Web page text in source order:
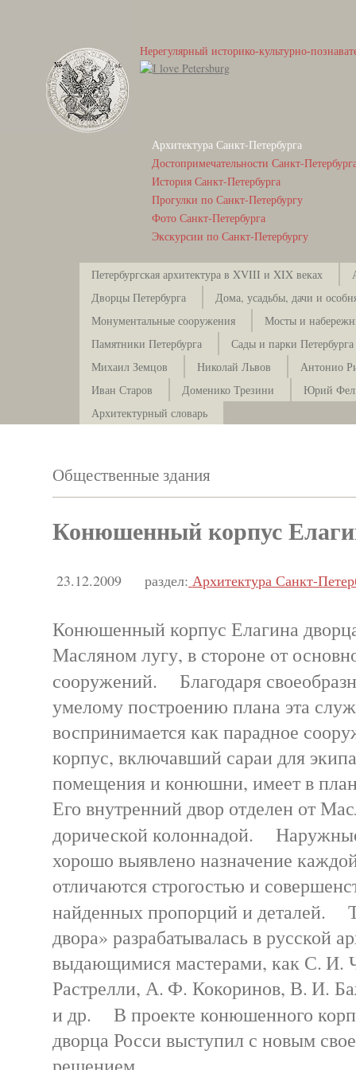
Нерегулярный историко-культурно-
Архитектура Санкт-Петербурга
Достопримечательности Санкт-
История Санкт-Петербурга
Прогулки по Санкт-Петербургу
Фото Санкт-Петербурга
Экскурсии по Санкт-Петербургу
Петербургская архитектура в XVIII и XIX веках
Дворцы Петербурга
Дома, усадьбы, дачи и
Монументальные сооружения
Мосты и
Памятники Петербурга
Сады и парки Петербурга
Михаил Земцов
Николай Львов
Антонио
Иван Старов
Доменико Трезини
Юрий
Архитектурный словарь
Общественные здания
Конюшенный корпус
23.12.2009 раздел: Архитектура Санкт-
Конюшенный корпус Елагина
Масляном лугу, в стороне oт
сооружений. Благодаря
умелому построению плана эта
воспринимается как парадное
корпус, включавший сараи для
помещения и конюшни, имеет в
Его внутренний двор отделен от
дорической колоннадой.
хорошо выявлено назначение
отличаются строгостью и
найденных пропорций и деталей.
двора» разрабатывалась в русской
выдающимися мастерами, как С. И.
Растрелли, А. Ф. Кокоринов, В. И.
и др. В проекте конюшенного
дворца Росси выступил с новым
решением.